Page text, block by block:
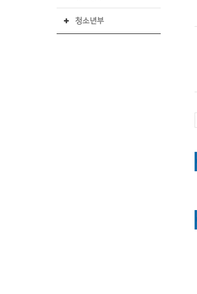
청소년부